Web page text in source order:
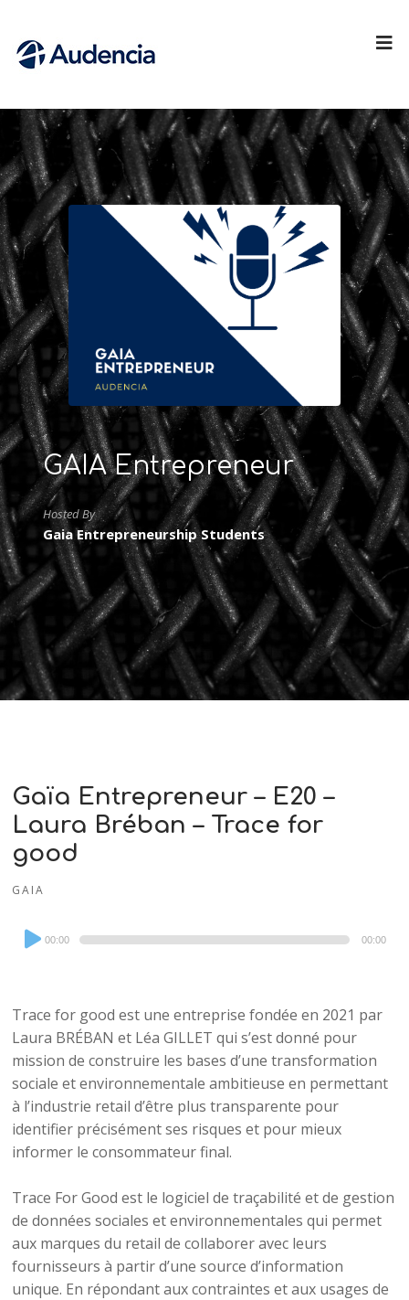
GAIA Entrepreneur
Hosted By
Gaia Entrepreneurship Students
Gaïa Entrepreneur – E20 –
Laura Bréban – Trace for
good
GAIA
Audio
Player
00:00 00:00
Trace for good est une entreprise fondée en 2021 par
Laura BRÉBAN et Léa GILLET qui s’est donné pour
mission de construire les bases d’une transformation
sociale et environnementale ambitieuse en permettant
à l’industrie retail d’être plus transparente pour
identifier précisément ses risques et pour mieux
informer le consommateur final.
Trace For Good est le logiciel de traçabilité et de gestion
de données sociales et environnementales qui permet
aux marques du retail de collaborer avec leurs
fournisseurs à partir d’une source d’information
unique. En répondant aux contraintes et aux usages de